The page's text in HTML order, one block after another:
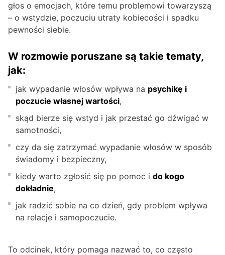
głos o emocjach, które temu problemowi towarzyszą
– o wstydzie, poczuciu utraty kobiecości i spadku
pewności siebie.
W rozmowie poruszane są takie tematy,
jak:
jak wypadanie włosów wpływa na psychikę i
poczucie własnej wartości,
skąd bierze się wstyd i jak przestać go dźwigać w
samotności,
czy da się zatrzymać wypadanie włosów w sposób
świadomy i bezpieczny,
kiedy warto zgłosić się po pomoc i do kogo
dokładnie,
jak radzić sobie na co dzień, gdy problem wpływa
na relacje i samopoczucie.
To odcinek, który pomaga nazwać to, co często